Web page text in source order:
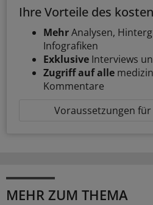
Ihre Vorteile des
MehrAnalysen,
Infografiken
Exklusive Interviews
Zugriff auf alle
Kommentare
Voraussetzungen
MEHR ZUM THEMA